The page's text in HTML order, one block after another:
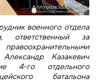
военного отдела
ответственный за
Казакевич
4-го отдельного
батальона